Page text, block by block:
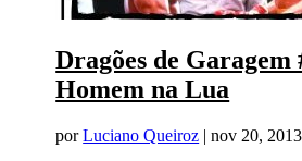
Dragões de Garagem
Homem na Lua
porLuciano Queiroz |nov 20, 2013